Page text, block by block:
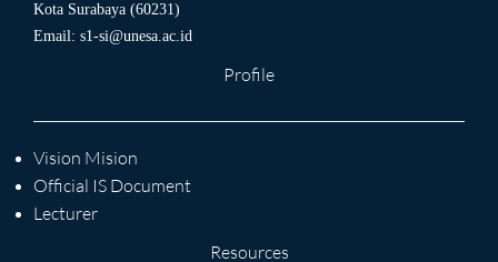
Kota Surabaya (60231)
Email: s1-si@unesa.ac.id
Profile
Vision Mision
Official IS Document
Lecturer
Resources